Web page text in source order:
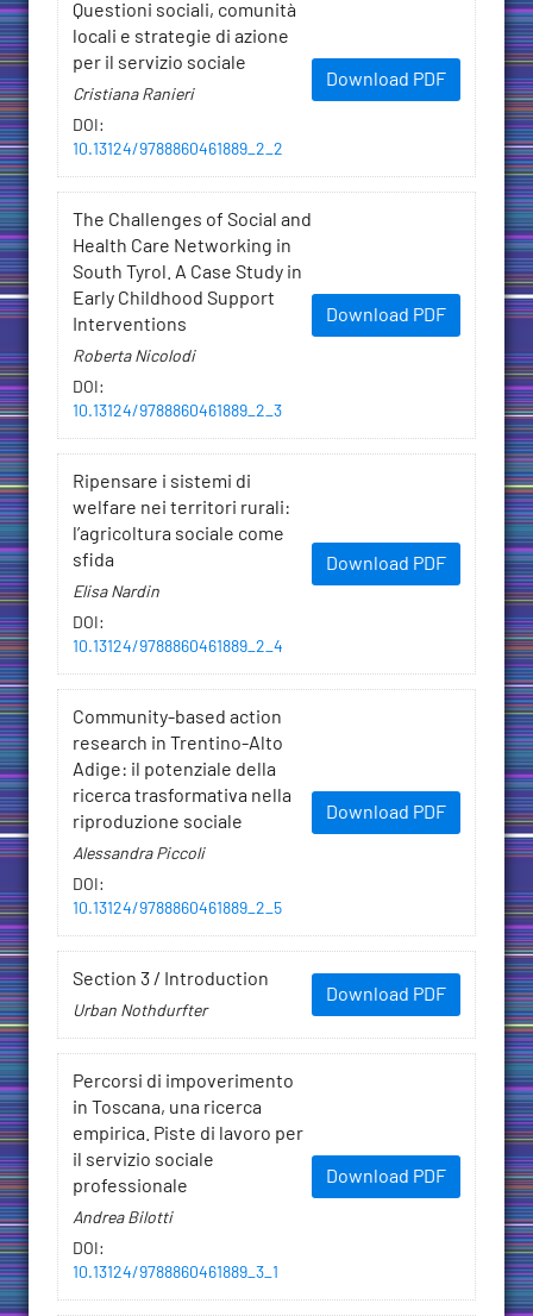
Questioni sociali, comunità
locali e strategie di azione
per il servizio sociale
Cristiana Ranieri
DOI :
10.13124/9788860461889_2_2
Download PDF
The Challenges of Social and
Health Care Networking in
South Tyrol. A Case Study in
Early Childhood Support
Interventions
Roberta Nicolodi
DOI :
10.13124/9788860461889_2_3
Download PDF
Ripensare i sistemi di
welfare nei territori rurali:
l’agricoltura sociale come
sfida
Elisa Nardin
DOI :
10.13124/9788860461889_2_4
Download PDF
Community-based action
research in Trentino-Alto
Adige: il potenziale della
ricerca trasformativa nella
riproduzione sociale
Alessandra Piccoli
DOI :
10.13124/9788860461889_2_5
Download PDF
Section 3 / Introduction
Urban Nothdurfter
Download PDF
Percorsi di impoverimento
in Toscana, una ricerca
empirica. Piste di lavoro per
il servizio sociale
professionale
Andrea Bilotti
DOI :
10.13124/9788860461889_3_1
Download PDF